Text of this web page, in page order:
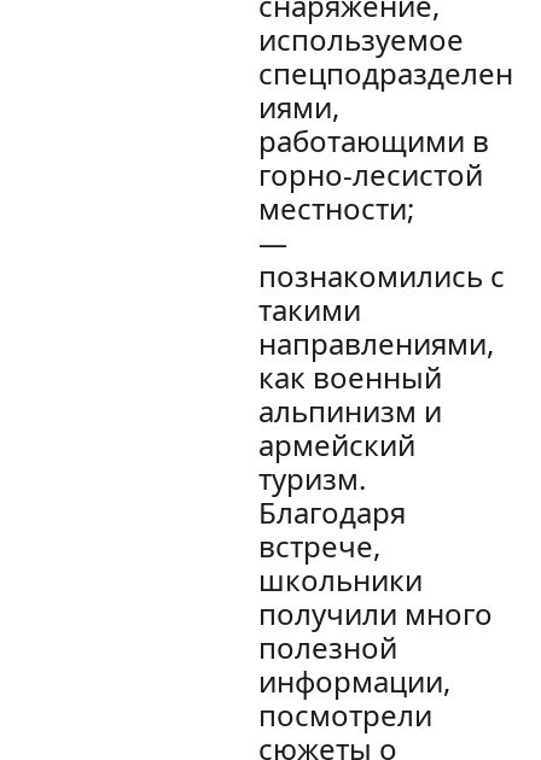
используемое
спецподразделен
иями,
работающими в
горно-лесистой
местности;
—
познакомились с
такими
направлениями,
как военный
альпинизм и
армейский
туризм.
Благодаря
встрече,
школьники
получили много
полезной
информации,
посмотрели
сюжеты о